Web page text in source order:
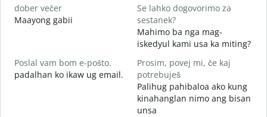
dober večer
Maayong gabii
Se lahko dogovorimo za
sestanek?
Mahimo ba nga mag-
iskedyul kami usa ka miting?
Poslal vam bom e-pošto.
padalhan ko ikaw ug email.
Prosim, povej mi, če kaj
potrebuješ
Palihug pahibaloa ako kung
kinahanglan nimo ang bisan
unsa